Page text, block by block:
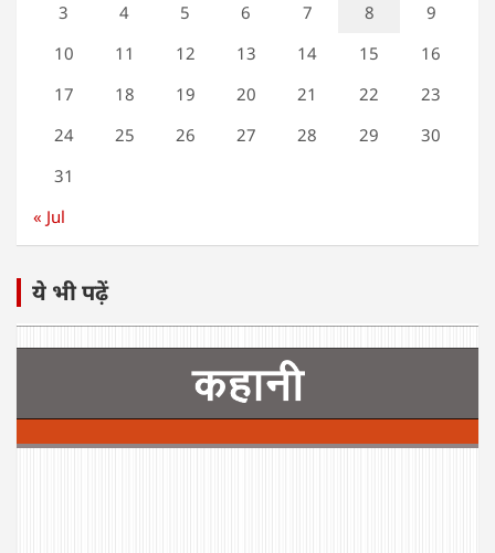
3
4 5 6 7 8
9
10
11 12 13 14 15
16
17
18 19 20 21 22
23
24
25 26 27 28 29
30
31
« Jul
ये भी पढ़ें